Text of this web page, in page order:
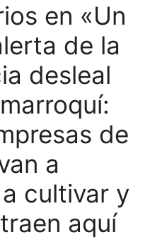
en «Un
de la
desleal
de
a
cultivar y
aquí